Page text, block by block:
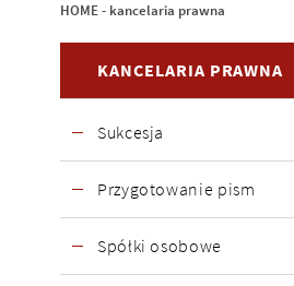
HOME- kancelaria prawna
KANCELARIA PRAWNA
Sukcesja
Przygotowanie pism
Spółki osobowe